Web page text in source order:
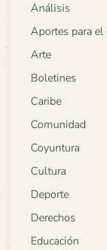
Análisis
Aportes para
Arte
Boletines
Caribe
Comunidad
Coyuntura
Cultura
Deporte
Derechos
Educación